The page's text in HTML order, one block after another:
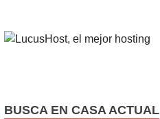
BUSCA EN CASA ACTUAL